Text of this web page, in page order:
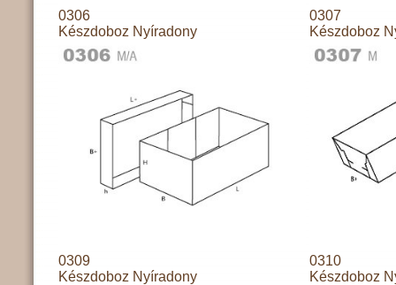
0306
Készdoboz Nyíradony
0307
Készdoboz
0309
Készdoboz Nyíradony
0310
Készdoboz